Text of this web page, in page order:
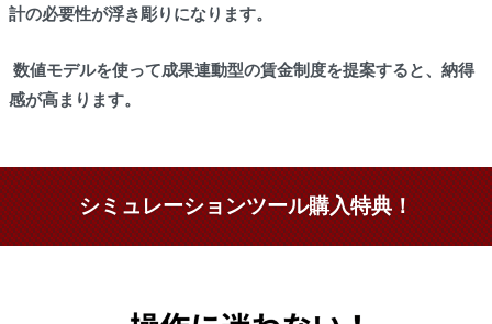
計の必要性が浮き彫りになります。
数値モデルを使って成果連動型の賃金制度を提案すると、納得
感が高まります。
シミュレーションツール購入特典！